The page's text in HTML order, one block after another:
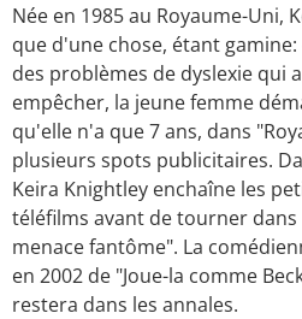
Née en 1985 au Royaume-Uni,
que d'une chose, étant
des problèmes de dyslexie qui
empêcher, la jeune femme
qu'elle n'a que 7 ans, dans
plusieurs spots publicitaires.
Keira Knightley enchaîne les
téléfilms avant de tourner dans
menace fantôme". La
en 2002 de "Joue-la comme
restera dans les annales.